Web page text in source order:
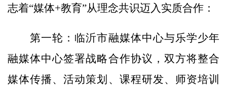
志着“媒体+教育”从理念共识迈入实质合作：
第一轮：临沂市融媒体中心与乐学少年
融媒体中心签署战略合作协议，双方将整合
媒体传播、活动策划、课程研发、师资培训